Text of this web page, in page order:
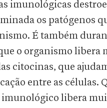
imunológicas
os patógenos
É também
o organismo libera
citocinas, que
entre as células.
imunológico libera